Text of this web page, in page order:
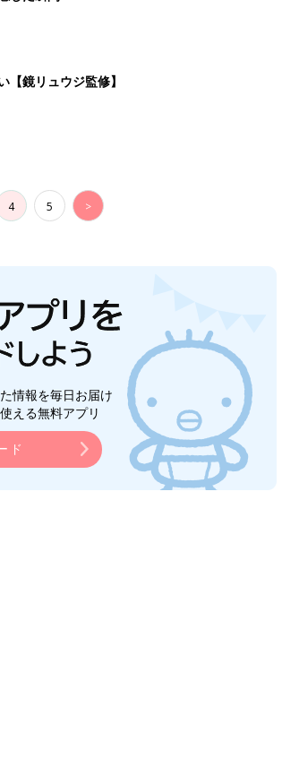
鏡リュウジ監修】
4 5 >
情報を毎日お届け
える無料アプリ
ド